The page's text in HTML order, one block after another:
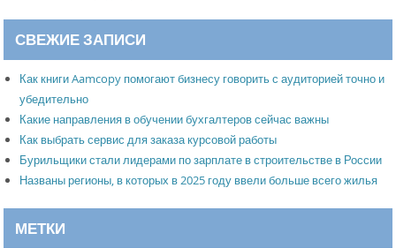
СВЕЖИЕ ЗАПИСИ
Как книги Aamcopy помогают бизнесу говорить с аудиторией точно и
убедительно
Какие направления в обучении бухгалтеров сейчас важны
Как выбрать сервис для заказа курсовой работы
Бурильщики стали лидерами по зарплате в строительстве в России
Названы регионы, в которых в 2025 году ввели больше всего жилья
МЕТКИ